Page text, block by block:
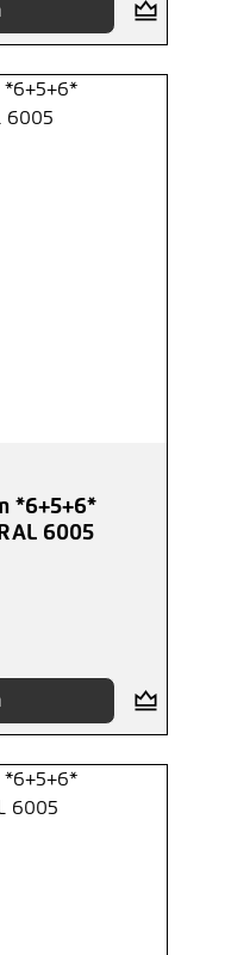
*6+5+6*
6005